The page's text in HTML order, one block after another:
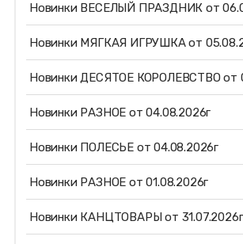
Новинки ВЕСЕЛЫЙ ПРАЗДНИК от
Новинки МЯГКАЯ ИГРУШКА от
Новинки ДЕСЯТОЕ КОРОЛЕВСТВО от
Новинки РАЗНОЕ от 04.08.2026г
Новинки ПОЛЕСЬЕ от 04.08.2026г
Новинки РАЗНОЕ от 01.08.2026г
Новинки КАНЦТОВАРЫ от 31.07.2026г